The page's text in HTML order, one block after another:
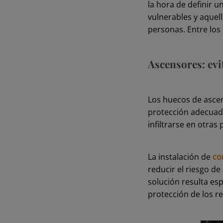
la hora de definir
vulnerables y
personas. Entre
Ascensores:
Los huecos de
protección
infiltrarse en otras
La instalación de
reducir el riesgo
solución resulta
protección de los